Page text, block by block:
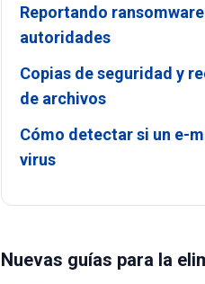
Reportando
autoridades
Copias de seguridad y
de archivos
Cómo detectar si un e-
virus
Nuevas guías para la